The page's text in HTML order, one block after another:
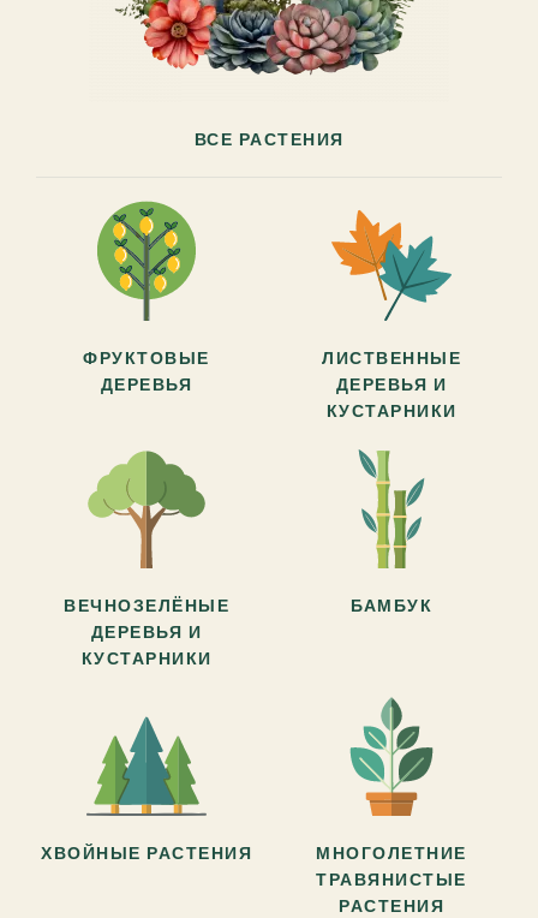
ВСЕ РАСТЕНИЯ
ФРУКТОВЫЕ
ДЕРЕВЬЯ
ЛИСТВЕННЫЕ
ДЕРЕВЬЯ И
КУСТАРНИКИ
ВЕЧНОЗЕЛЁНЫЕ
ДЕРЕВЬЯ И
КУСТАРНИКИ
БАМБУК
ХВОЙНЫЕ РАСТЕНИЯ
МНОГОЛЕТНИЕ
ТРАВЯНИСТЫЕ
РАСТЕНИЯ